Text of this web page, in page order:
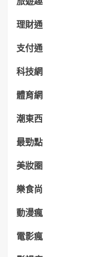
理財通
支付通
科技網
體育網
潮東西
最勁點
美妝圈
樂食尚
動漫瘋
電影瘋